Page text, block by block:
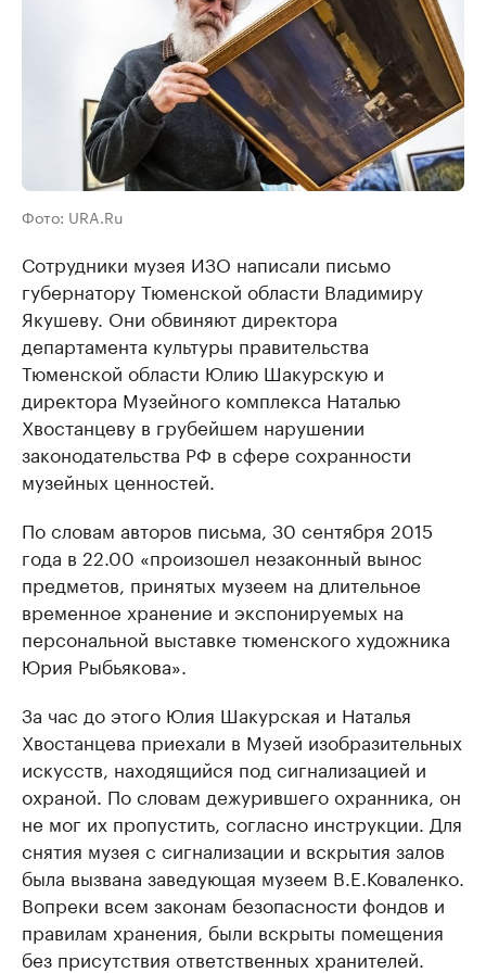
Фото: URA.Ru
Сотрудники музея ИЗО написали письмо
губернатору Тюменской области Владимиру
Якушеву. Они обвиняют директора
департамента культуры правительства
Тюменской области Юлию Шакурскую и
директора Музейного комплекса Наталью
Хвостанцеву в грубейшем нарушении
законодательства РФ в сфере сохранности
музейных ценностей.
По словам авторов письма, 30 сентября 2015
года в 22.00 «произошел незаконный вынос
предметов, принятых музеем на длительное
временное хранение и экспонируемых на
персональной выставке тюменского художника
Юрия Рыбьякова».
За час до этого Юлия Шакурская и Наталья
Хвостанцева приехали в Музей изобразительных
искусств, находящийся под сигнализацией и
охраной. По словам дежурившего охранника, он
не мог их пропустить, согласно инструкции. Для
снятия музея с сигнализации и вскрытия залов
была вызвана заведующая музеем В.Е.Коваленко.
Вопреки всем законам безопасности фондов и
правилам хранения, были вскрыты помещения
без присутствия ответственных хранителей.